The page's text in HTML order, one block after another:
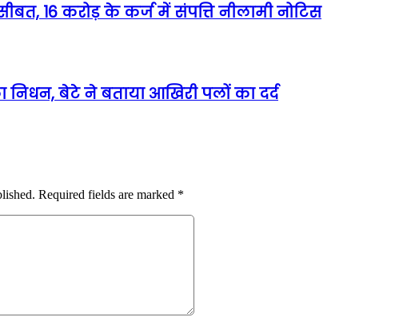
16 करोड़ के कर्ज में संपत्ति नीलामी नोटिस
निधन, बेटे ने बताया आखिरी पलों का दर्द
Required fields are marked *